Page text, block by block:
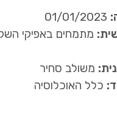
מתמחים באפיקי
משולב סחיר
כלל האוכלוסיה